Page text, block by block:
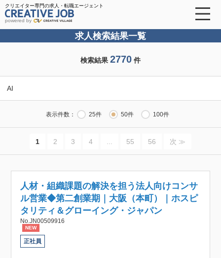
クリエイター専門の求人・転職エージェント
powered by
求人検索結果一覧
検索結果 2770 件
AI
表示件数： 25件 50件 100件
1 2 3 4 55 56 次 ≫
人材・組織課題の解決を担う法人向けコンサ
ル営業◆第二創業期｜大阪（本町）｜ホスピ
タリティ＆グローイング・ジャパン
No.JN00509916
NEW
正社員